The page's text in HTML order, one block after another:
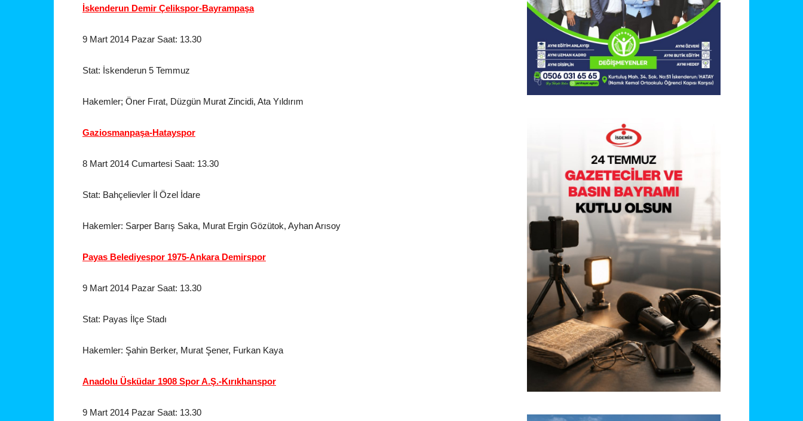
İskenderun Demir Çelikspor-Bayrampaşa
9 Mart 2014 Pazar Saat: 13.30
Stat: İskenderun 5 Temmuz
Hakemler; Öner Fırat, Düzgün Murat Zincidi, Ata Yıldırım
Gaziosmanpaşa-Hatayspor
8 Mart 2014 Cumartesi Saat: 13.30
Stat: Bahçelievler İl Özel İdare
Hakemler: Sarper Barış Saka, Murat Ergin Gözütok, Ayhan Arısoy
Payas Belediyespor 1975-Ankara Demirspor
9 Mart 2014 Pazar Saat: 13.30
Stat: Payas İlçe Stadı
Hakemler: Şahin Berker, Murat Şener, Furkan Kaya
Anadolu Üsküdar 1908 Spor A.Ş.-Kırıkhanspor
9 Mart 2014 Pazar Saat: 13.30